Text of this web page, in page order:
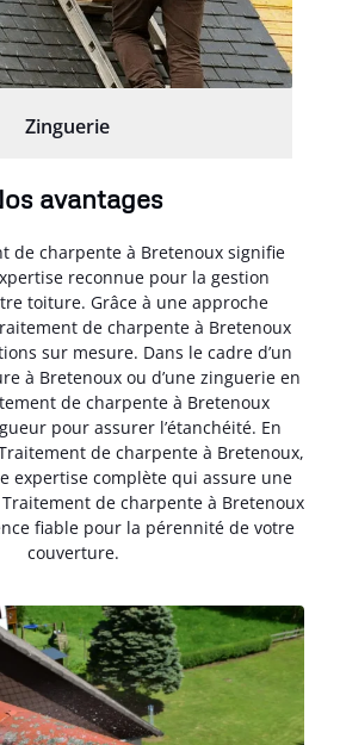
Zinguerie
avantages
de charpente à Bretenoux signifie
reconnue pour la gestion
toiture. Grâce à une approche
de charpente à Bretenoux
sur mesure. Dans le cadre d’un
à Bretenoux ou d’une zinguerie en
de charpente à Bretenoux
pour assurer l’étanchéité. En
de charpente à Bretenoux,
expertise complète qui assure une
de charpente à Bretenoux
fiable pour la pérennité de votre
couverture.